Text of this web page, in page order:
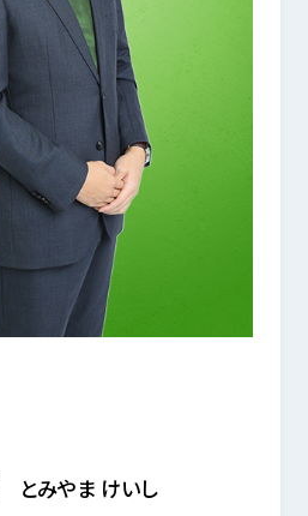
とみやま けいし